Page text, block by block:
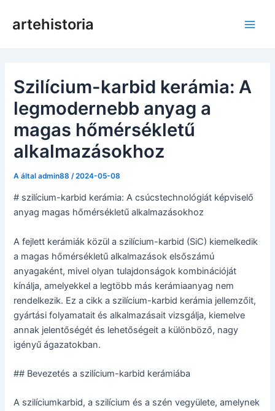
artehistoria
Szilícium-karbid kerámia: A
legmodernebb anyag a
magas hőmérsékletű
alkalmazásokhoz
A általadmin88 /2024-05-08
# szilícium-karbid kerámia: A csúcstechnológiát képviselő
anyag magas hőmérsékletű alkalmazásokhoz
A fejlett kerámiák közül a szilícium-karbid (SiC) kiemelkedik
a magas hőmérsékletű alkalmazások elsőszámú
anyagaként, mivel olyan tulajdonságok kombinációját
kínálja, amelyekkel a legtöbb más kerámiaanyag nem
rendelkezik. Ez a cikk a szilícium-karbid kerámia jellemzőit,
gyártási folyamatait és alkalmazásait vizsgálja, kiemelve
annak jelentőségét és lehetőségeit a különböző, nagy
igényű ágazatokban.
## Bevezetés a szilícium-karbid kerámiába
A szilíciumkarbid, a szilícium és a szén vegyülete, amelynek